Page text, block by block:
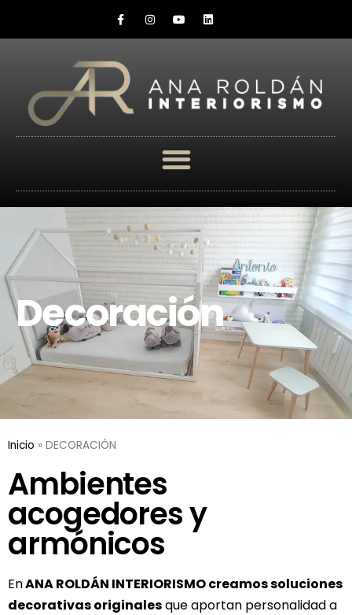
Decoración
Inicio » DECORACIÓN
Ambientes
acogedores y
armónicos
EnANA ROLDÁN INTERIORISMO creamos soluciones
decorativas originalesque aportan personalidad a